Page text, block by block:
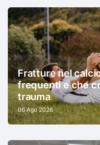
Fratture nel
frequenti e che
trauma
06 Ago 2026